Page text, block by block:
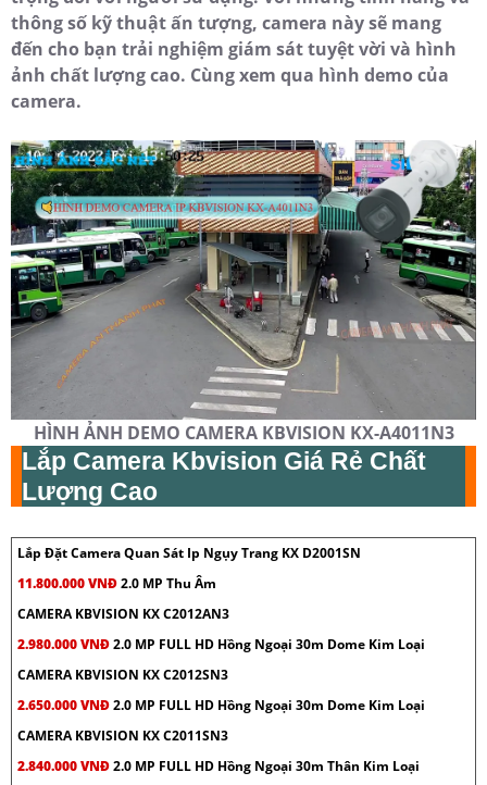
thông số kỹ thuật ấn tượng, camera này sẽ mang
đến cho bạn trải nghiệm giám sát tuyệt vời và hình
ảnh chất lượng cao. Cùng xem qua hình demo của
camera.
HÌNH ẢNH DEMO CAMERA KBVISION KX-A4011N3
Lắp Camera Kbvision Giá Rẻ Chất
Lượng Cao
Lắp Đặt Camera Quan Sát Ip Ngụy Trang KX D2001SN
11.800.000 VNĐ2.0 MP Thu Âm
CAMERA KBVISION KX C2012AN3
2.980.000 VNĐ2.0 MP FULL HD Hồng Ngoại 30m Dome Kim Loại
CAMERA KBVISION KX C2012SN3
2.650.000 VNĐ2.0 MP FULL HD Hồng Ngoại 30m Dome Kim Loại
CAMERA KBVISION KX C2011SN3
2.840.000 VNĐ2.0 MP FULL HD Hồng Ngoại 30m Thân Kim Loại